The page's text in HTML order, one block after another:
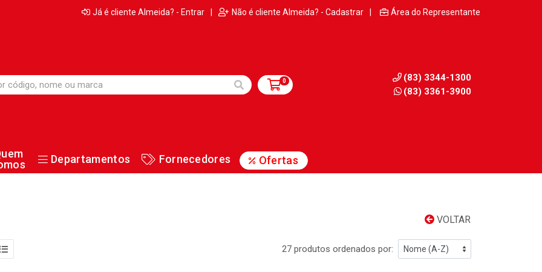
Já é cliente Almeida? - Entrar | Não é cliente Almeida? - Cadastrar | Área do Representante
0
(83) 3344-1300
(83) 3361-3900
Departamentos Fornecedores Ofertas
VOLTAR
27 produtos ordenados por: